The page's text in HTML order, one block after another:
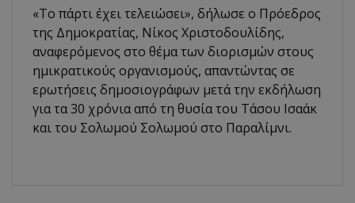
«Το πάρτι έχει τελειώσει», δήλωσε ο Πρόεδρος
της Δημοκρατίας, Νίκος Χριστοδουλίδης,
αναφερόμενος στο θέμα των διορισμών στους
ημικρατικούς οργανισμούς, απαντώντας σε
ερωτήσεις δημοσιογράφων μετά την εκδήλωση
για τα 30 χρόνια από τη θυσία του Τάσου Ισαάκ
και του Σολωμού Σολωμού στο Παραλίμνι.